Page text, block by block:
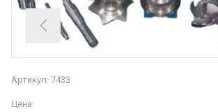
Артикул: 7433
Цена: